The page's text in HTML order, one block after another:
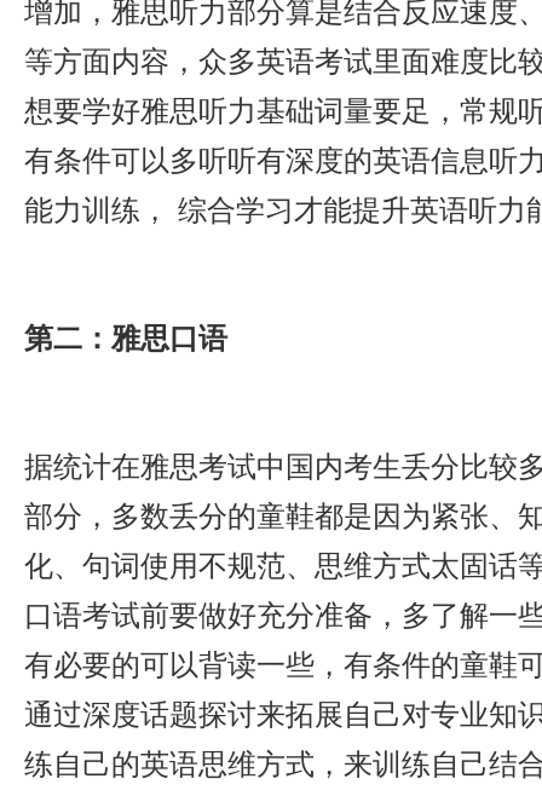
增加，雅思听力部分算是结合反应速度
等方面内容，众多英语考试里面难度比
想要学好雅思听力基础词量要足，常规
有条件可以多听听有深度的英语信息听
能力训练， 综合学习才能提升英语听力
第二：雅思口语
据统计在雅思考试中国内考生丢分比较
部分，多数丢分的童鞋都是因为紧张、
化、句词使用不规范、思维方式太固话
口语考试前要做好充分准备，多了解一
有必要的可以背读一些，有条件的童鞋
通过深度话题探讨来拓展自己对专业知
练自己的英语思维方式，来训练自己结